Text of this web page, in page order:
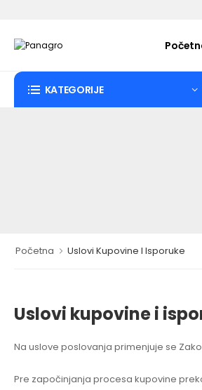
KATEGORIJE
Početna Uslovi Kupovine I Isporuke
Uslovi kupovine i
Na uslove poslovanja primenjuje se
Pre započinjanja procesa kupovine